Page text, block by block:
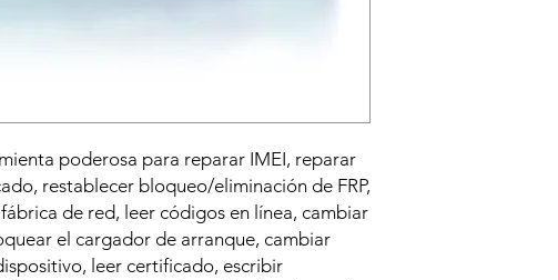
poderosa para reparar IMEI, reparar
restablecer bloqueo/eliminación de FRP,
de red, leer códigos en línea, cambiar
el cargador de arranque, cambiar
leer certificado, escribir